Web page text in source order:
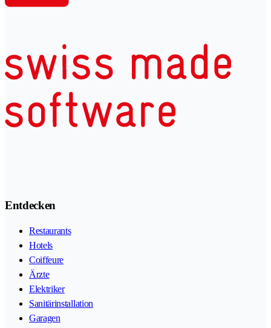
Entdecken
Restaurants
Hotels
Coiffeure
Ärzte
Elektriker
Sanitärinstallation
Garagen